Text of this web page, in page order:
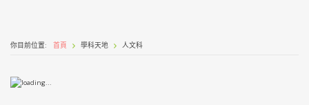
你目前位置: 首頁 學科天地 人文科